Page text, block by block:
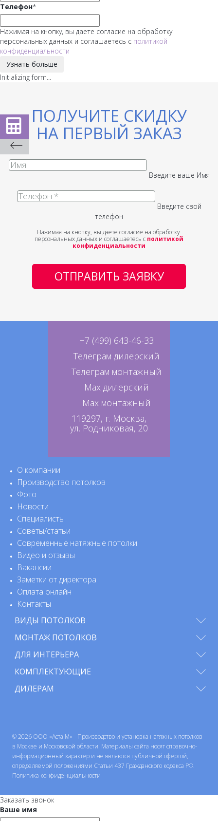
Телефон*
Нажимая на кнопку, вы даете согласие на обработку
персональных данных и соглашаетесь с политикой
конфиденциальности
Узнать больше
Initializing form...
ПОЛУЧИТЕ СКИДКУ
НА ПЕРВЫЙ ЗАКАЗ
Введите ваше Имя
Введите свой
телефон
Нажимая на кнопку, вы даете согласие на обработку
персональных данных и соглашаетесь с политикой
конфиденциальности
ОТПРАВИТЬ ЗАЯВКУ
+7 (499) 643-46-33
Телеграм дилерский
Телеграм монтажный
Max дилерский
Max монтажный
119297, г. Москва,
ул. Родниковая, 20
О компании
Производство потолков
Фото
Новости
Специалисты
Советы/статьи
Современные натяжные потолки
Видео и отзывы
Вакансии
Заметки от директора
Оплата онлайн
Контакты
ВИДЫ ПОТОЛКОВ
МОНТАЖ ПОТОЛКОВ
ДЛЯ ИНТЕРЬЕРА
КОМПЛЕКТУЮЩИЕ
ДИЛЕРАМ
© 2026 ООО «Аста М» - Производство и установка натяжных потолков
в Москве и Московской области. Материалы сайта носят справочно-
информационный характер и не являются публичной офертой,
определяемой положениями Статьи 437 Гражданского кодекса РФ.
Политика конфиденциальности
Заказать звонок
Ваше имя